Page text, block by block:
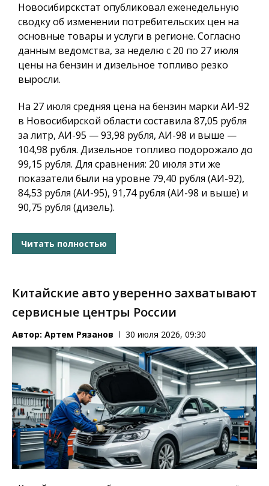
Новосибирскстат опубликовал еженедельную
сводку об изменении потребительских цен на
основные товары и услуги в регионе. Согласно
данным ведомства, за неделю с 20 по 27 июля
цены на бензин и дизельное топливо резко
выросли.
На 27 июля средняя цена на бензин марки АИ-92
в Новосибирской области составила 87,05 рубля
за литр, АИ-95 — 93,98 рубля, АИ-98 и выше —
104,98 рубля. Дизельное топливо подорожало до
99,15 рубля. Для сравнения: 20 июля эти же
показатели были на уровне 79,40 рубля (АИ-92),
84,53 рубля (АИ-95), 91,74 рубля (АИ-98 и выше) и
90,75 рубля (дизель).
Читать полностью
Китайские авто уверенно захватывают
сервисные центры России
Автор: Артем Рязанов 30 июля 2026, 09:30